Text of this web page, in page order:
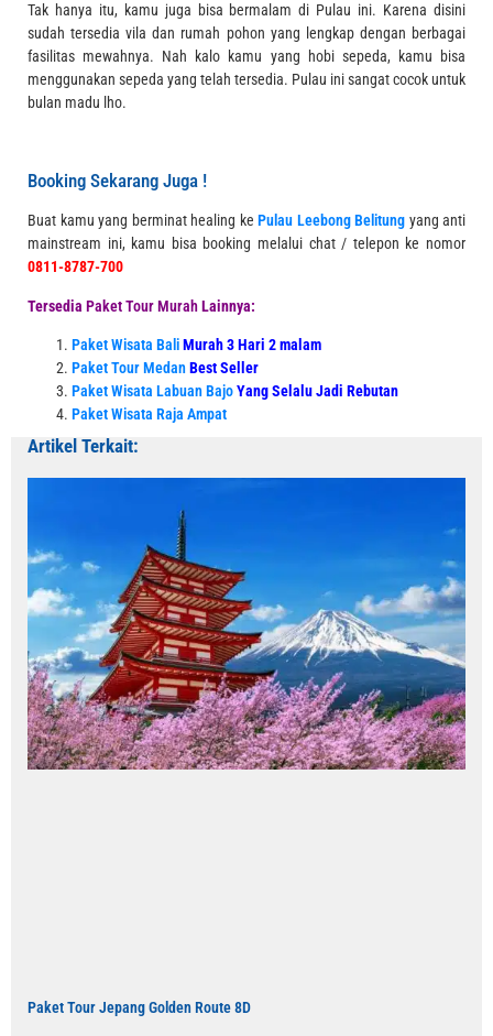
Tak hanya itu, kamu juga bisa bermalam di Pulau ini. Karena disini
sudah tersedia vila dan rumah pohon yang lengkap dengan berbagai
fasilitas mewahnya. Nah kalo kamu yang hobi sepeda, kamu bisa
menggunakan sepeda yang telah tersedia. Pulau ini sangat cocok untuk
bulan madu lho.
Booking Sekarang Juga !
Buat kamu yang berminat healing ke Pulau Leebong Belitung yang anti
mainstream ini, kamu bisa booking melalui chat / telepon ke nomor
0811-8787-700
Tersedia Paket Tour MurahLainnya:
Paket Wisata BaliMurah 3 Hari 2 malam
Paket Tour MedanBest Seller
Paket Wisata Labuan BajoYang Selalu Jadi Rebutan
Paket Wisata Raja Ampat
Artikel Terkait:
Paket Tour Jepang Golden Route 8D